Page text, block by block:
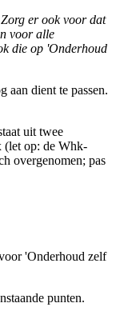
er ook voor dat
voor alle
die op 'Onderhoud
aan dient te passen.
uit twee
(let op: de Whk-
overgenomen; pas
'Onderhoud zelf
punten.